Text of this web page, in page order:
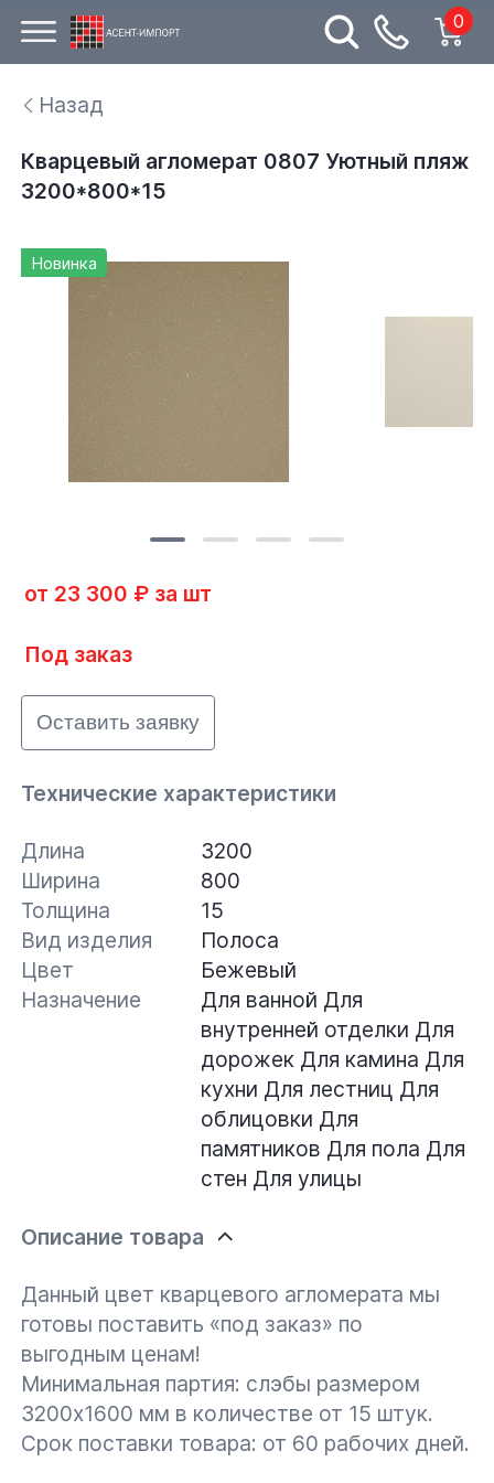
0
Назад
Кварцевый агломерат 0807 Уютный пляж
3200*800*15
Новинка
от 23 300 ₽ за шт
Под заказ
Оставить заявку
Технические характеристики
Длина
3200
Ширина
800
Толщина
15
Вид изделия
Полоса
Цвет
Бежевый
Назначение
Для ванной Для
внутренней отделки Для
дорожек Для камина Для
кухни Для лестниц Для
облицовки Для
памятников Для пола Для
стен Для улицы
Описание товара
Данный цвет кварцевого агломерата мы
готовы поставить «под заказ» по
выгодным ценам!
Минимальная партия: слэбы размером
3200х1600 мм в количестве от 15 штук.
Срок поставки товара: от 60 рабочих дней.